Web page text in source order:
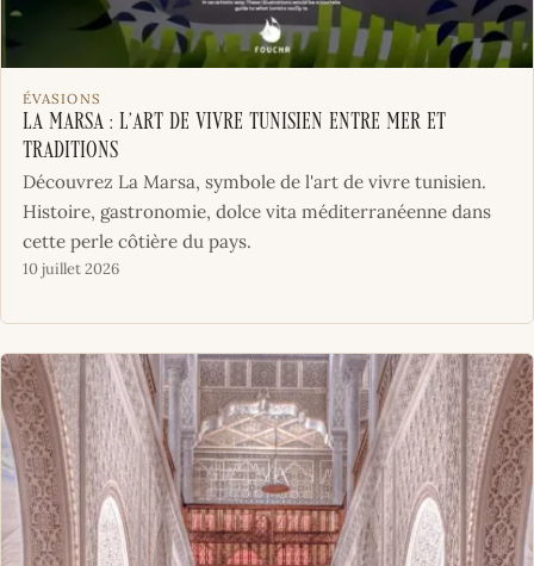
ÉVASIONS
La Marsa : l’art de vivre tunisien entre mer et
traditions
Découvrez La Marsa, symbole de l'art de vivre tunisien.
Histoire, gastronomie, dolce vita méditerranéenne dans
cette perle côtière du pays.
10 juillet 2026